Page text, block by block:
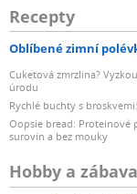
Recepty
Oblíbené zimní
Cuketová zmrzlina?
úrodu
Rychlé buchty s
Oopsie bread: Proteinové
surovin a bez mouky
Hobby a zábava